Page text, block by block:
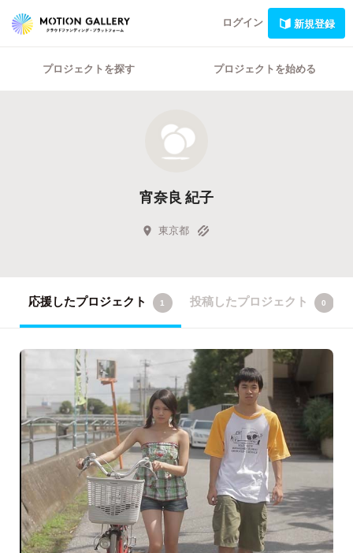
ログイン 新規登録
プロジェクトを探す プロジェクトを始める
宵奈良 紀子
東京都
応援したプロジェクト 1 投稿したプロジェクト 0